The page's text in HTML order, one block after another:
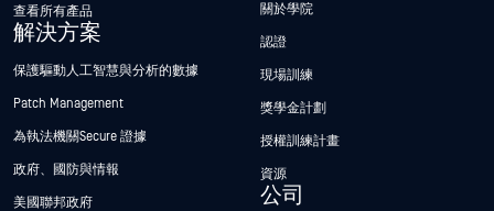
查看所有產品
解決方案
保護驅動人工智慧與分析的數據
Patch Management
為執法機關Secure 證據
政府、國防與情報
美國聯邦政府
關於學院
認證
現場訓練
獎學金計劃
授權訓練計畫
資源
公司